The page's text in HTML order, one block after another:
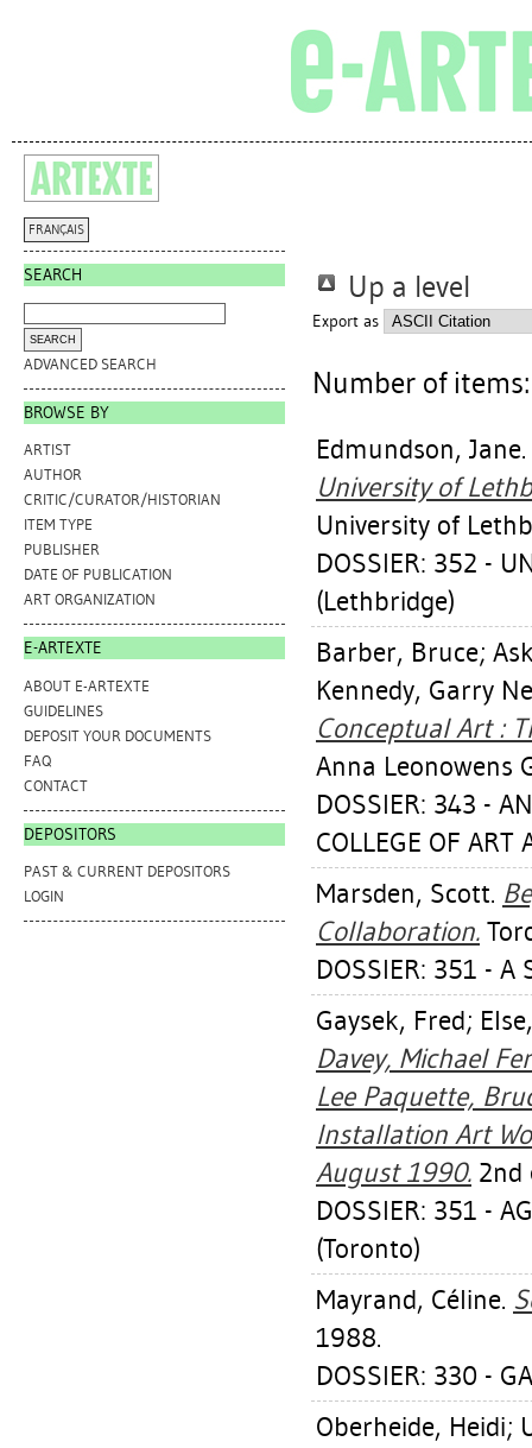
FRANÇAIS
SEARCH
ADVANCED SEARCH
BROWSE BY
ARTIST
AUTHOR
CRITIC/CURATOR/HISTORIAN
ITEM TYPE
PUBLISHER
DATE OF PUBLICATION
ART ORGANIZATION
E-ARTEXTE
ABOUT E-ARTEXTE
GUIDELINES
DEPOSIT YOUR DOCUMENTS
FAQ
CONTACT
DEPOSITORS
PAST & CURRENT DEPOSITORS
LOGIN
Up a level
Export as
Number of
Edmundson, Jane.
University of
University of
DOSSIER: 352 -
(Lethbridge)
Barber, Bruce;
Kennedy, Garry
Conceptual Art :
Anna Leonowens
DOSSIER: 343 -
COLLEGE OF
Marsden, Scott.
Collaboration.
DOSSIER: 351 - A
Gaysek, Fred;
Davey, Michael
Lee Paquette,
Installation Art
August 1990. 2nd
DOSSIER: 351 -
(Toronto)
Mayrand, Céline.
1988.
DOSSIER: 330 -
Oberheide, Heidi;